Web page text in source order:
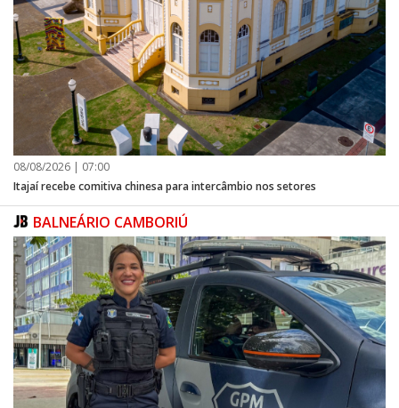
08/08/2026 | 07:00
Itajaí recebe comitiva chinesa para intercâmbio nos setores
BALNEÁRIO CAMBORIÚ